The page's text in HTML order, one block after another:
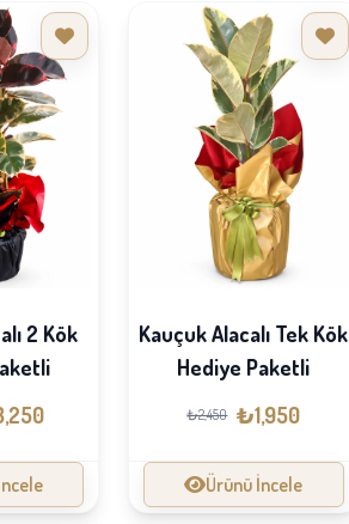
2 Kök
Kauçuk Alacalı Tek Kök
Hediye Paketli
₺2,450 ₺1,950
Ürünü İncele